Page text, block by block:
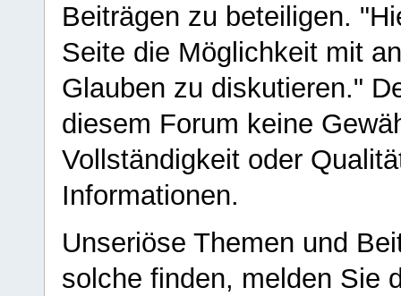
Beiträgen zu beteiligen.
Seite die Möglichkeit mit
Glauben zu diskutieren."
diesem Forum keine
Vollständigkeit oder
Informationen.
Unseriöse Themen und
solche finden, melden Sie